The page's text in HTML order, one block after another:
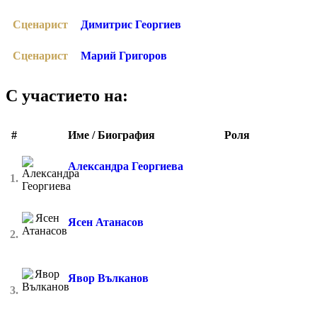
Сценарист Димитрис Георгиев
Сценарист Марий Григоров
С участието на:
# Име / Биография Роля
1.
Александра Георгиева
2.
Ясен Атанасов
3.
Явор Вълканов